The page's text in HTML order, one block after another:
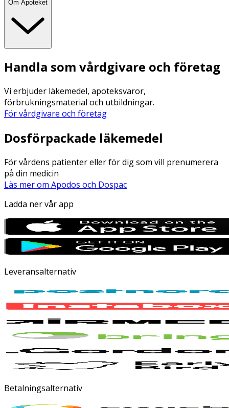
Om Apoteket
Handla som vårdgivare och företag
Vi erbjuder läkemedel, apoteksvaror,
förbrukningsmaterial och utbildningar.
För vårdgivare och företag
Dosförpackade läkemedel
För vårdens patienter eller för dig som vill prenumerera
på din medicin
Läs mer om Apodos och Dospac
Ladda ner vår app
Leveransalternativ
Betalningsalternativ